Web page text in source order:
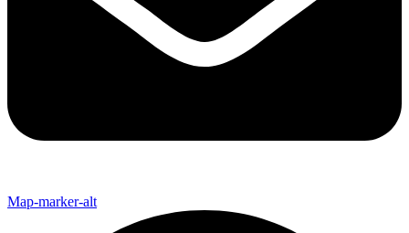
Map-marker-alt